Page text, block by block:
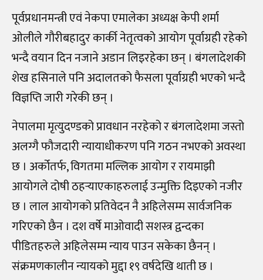
पूर्वप्रधानमन्त्री एवं नेकपा एमालेका अध्यक्ष केपी शर्मा
ओलीले गौरीबहादुर कार्की नेतृत्वको आयोग पूर्वाग्रही रहेको
भन्दै वयान दिन नजाने अडान लिइरहेका छन् । बंगलादेशकी
शेख हसिनाले पनि अदालतको फैसला पूर्वाग्रही भएको भन्दै
विज्ञप्ति जारी गरेकी छन् ।
नेपालमा मृत्युदण्डको प्रावधान नरहेको र बंगलादेशमा जस्तो
अलग्गै फौजदारी न्यायाधीकरण पनि गठन नभएको अवस्था
छ । अर्कोतर्फ, विगतमा मल्लिक आयोग र रायमाझी
आयोगले दोषी ठहर्‍याएकाहरुलाई उन्मुक्ति दिइएको नजीर
छ । लाल आयोगको प्रतिवेदन नै अहिलेसम्म सार्वजनिक
गरिएको छैन । दश वर्षे माओवादी सशस्त्र द्वन्दका
पीडितहरुले अहिलेसम्म न्याय पाउन सकेका छैनन् ।
संक्रमणकालीन न्यायको मुद्दा १९ वर्षदेखि थाती छ ।